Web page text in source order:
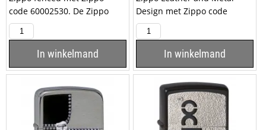
code 60002530. De Zippo
fenced is een zilverkleurige
benzine...
In winkelmand
Design met Zippo code
60.000.066. Deze mat
chromen Zippo heeft op de...
In winkelmand